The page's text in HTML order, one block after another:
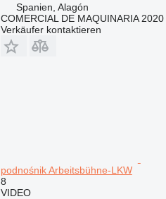
Spanien, Alagón
COMERCIAL DE MAQUINARIA 2020
Verkäufer kontaktieren
podnośnik Arbeitsbühne-LKW
8
VIDEO